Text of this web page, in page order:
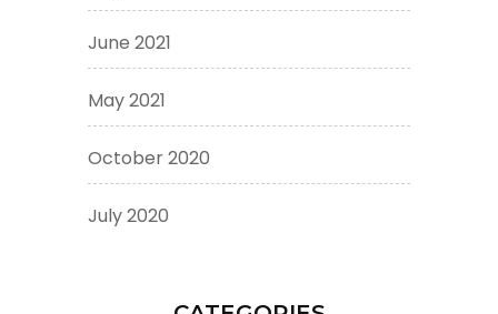
June 2021
May 2021
October 2020
July 2020